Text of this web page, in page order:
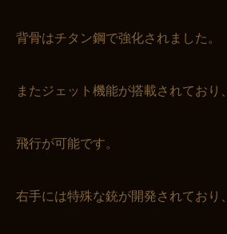
背骨はチタン鋼で強化されました。
またジェット機能が搭載されており、
飛行が可能です。
右手には特殊な銃が開発されており、